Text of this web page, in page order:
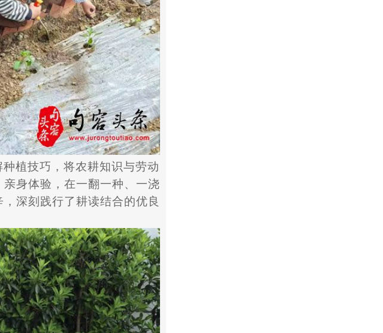
植技巧，将农耕知识与劳动
身体验，在一翻一种、一浇
深刻践行了耕读结合的优良